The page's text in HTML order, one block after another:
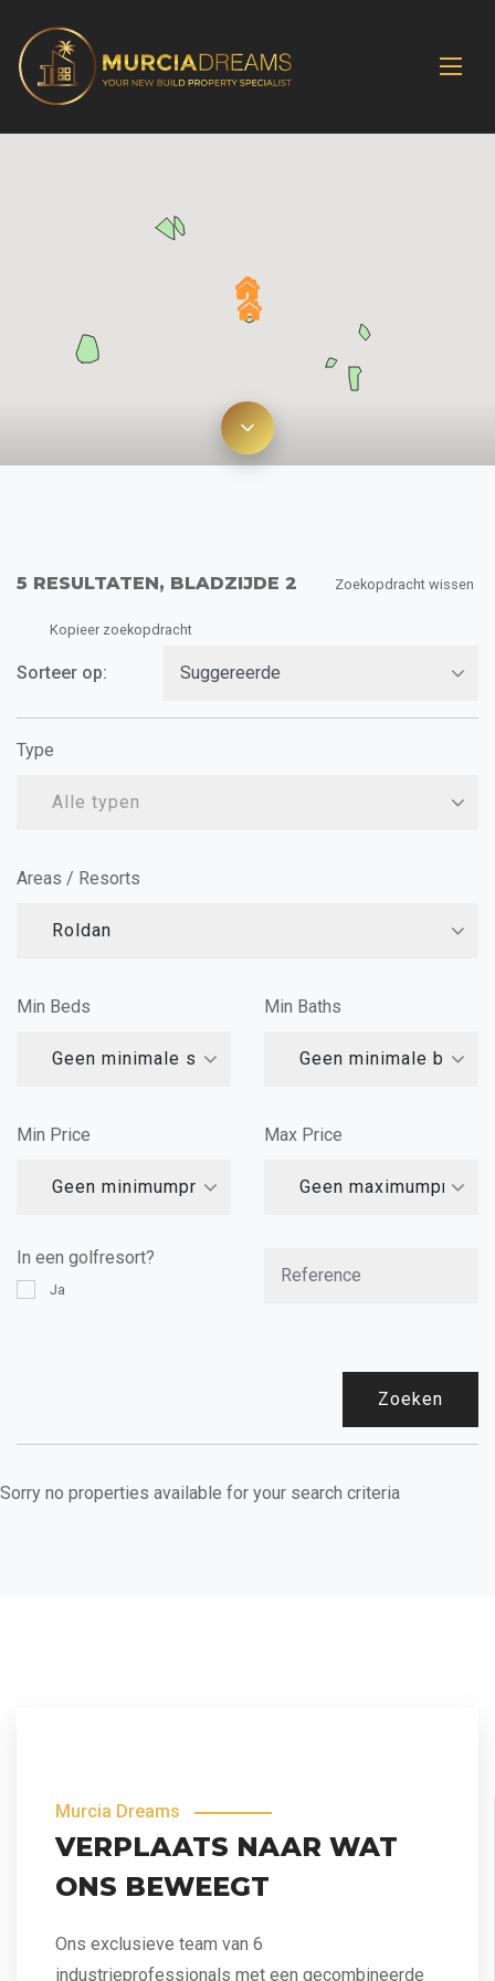
5 RESULTATEN, BLADZIJDE 2 Zoekopdracht wissen
Kopieer zoekopdracht
Sorteer op:
Type
Alle typen
Areas / Resorts
Roldan
Min Beds
Geen minimale slaapkamers
Min Baths
Geen minimale
Min Price
Geen minimumprijs
Max Price
Geen maximumprijs
In een golfresort?
Ja
Zoeken
Sorry no properties available for your search criteria
Murcia Dreams
VERPLAATS NAAR WAT
ONS BEWEEGT
Ons exclusieve team van 6
industrieprofessionals met een gecombineerde